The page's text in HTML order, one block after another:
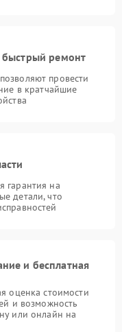
быстрый ремонт
провести
в кратчайшие
гарантия на
детали, что
и бесплатная
оценка стоимости
и возможность
или онлайн на